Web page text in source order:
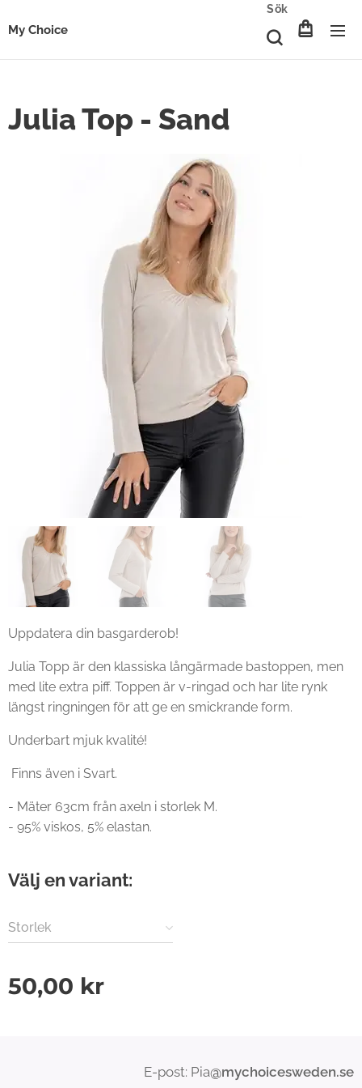
My Choice
Sök
Julia Top - Sand
Uppdatera din basgarderob!
Julia Topp är den klassiska långärmade bastoppen, men
med lite extra piff. Toppen är v-ringad och har lite rynk
längst ringningen för att ge en smickrande form.
Underbart mjuk kvalité!
Finns även i Svart.
- Mäter 63cm från axeln i storlek M.
- 95% viskos, 5% elastan.
Välj en variant:
Storlek
50,00 kr
E-post: Pia@mychoicesweden.se